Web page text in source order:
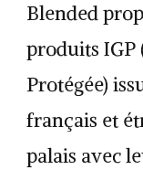
Blended
produits IGP
Protégée)
français et
palais avec